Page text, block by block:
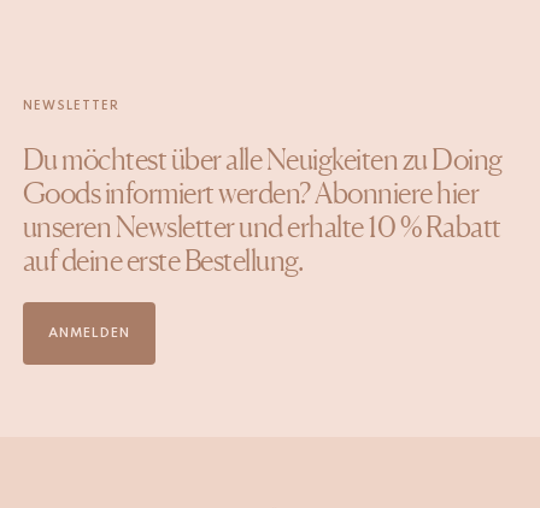
NEWSLETTER
Du möchtest über alle Neuigkeiten zu Doing
Goods informiert werden? Abonniere hier
unseren Newsletter und erhalte 10 % Rabatt
auf deine erste Bestellung.
ANMELDEN